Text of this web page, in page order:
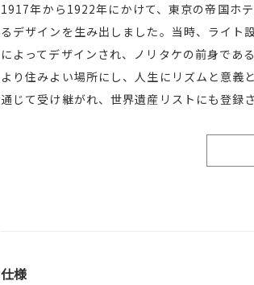
1917年から1922年にかけて、東京の帝国ホ
るデザインを生み出しました。当時、ライト
によってデザインされ、ノリタケの前身であ
より住みよい場所にし、人生にリズムと意義
通じて受け継がれ、世界遺産リストにも登録
仕様